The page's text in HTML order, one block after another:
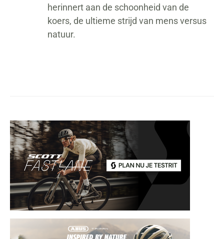
herinnert aan de schoonheid van de
koers, de ultieme strijd van mens versus
natuur.